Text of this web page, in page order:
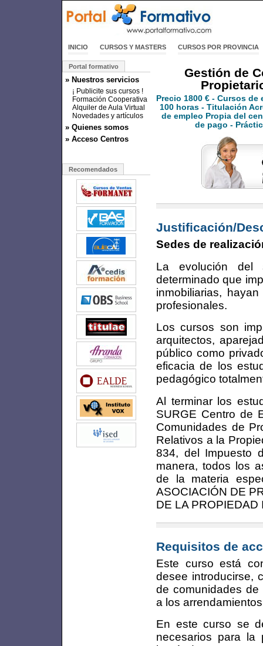
INICIO CURSOS Y MASTERS CURSOS POR PROVINCIA
Portal formativo
» Nuestros servicios
¡ Publicite sus cursos !
Formación Cooperativa
Alquiler de Aula Virtual
Novedades y artículos
» Quienes somos
» Acceso Centros
Recomendados
Gestión de
Precio 1800 € - Cursos de
100 horas - Titulación
de empleo Propia del
de pago -
Justificación/
Sedes de
La evolución del
determinado que
inmobiliarias,
profesionales.
Los cursos son
arquitectos,
público como
eficacia de los
pedagógico
Al terminar los
SURGE Centro de
Comunidades de
Relativos a la
834, del Impuesto
manera, todos los
de la materia
ASOCIACIÓN DE
DE LA PROPIEDAD
Requisitos de
Este curso está
desee introducirse,
de comunidades de
a los
En este curso se
necesarios para la